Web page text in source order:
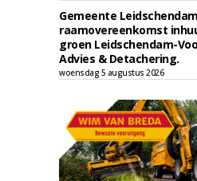
Gemeente
raamovereenkomst
groen Leidschendam-
Advies & Detachering.
woensdag 5 augustus 2026